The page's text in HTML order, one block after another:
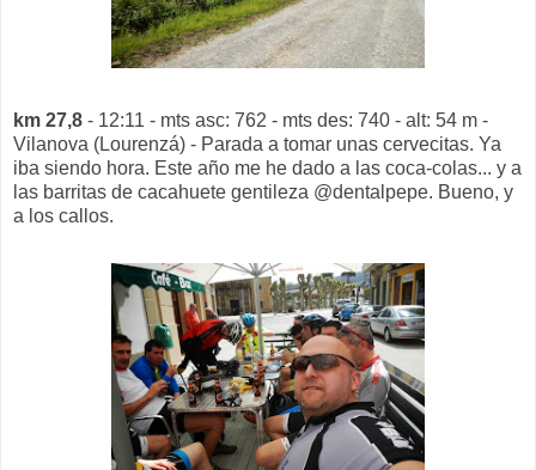
km 27,8 - 12:11 - mts asc: 762 - mts des: 740 - alt: 54 m -
Vilanova (Lourenzá) - Parada a tomar unas cervecitas. Ya
iba siendo hora. Este año me he dado a las coca-colas... y a
las barritas de cacahuete gentileza @dentalpepe. Bueno, y
a los callos.